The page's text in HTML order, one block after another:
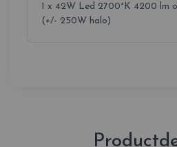
1 x 42W Led 2700°K 4200 lm
(+/- 250W halo)